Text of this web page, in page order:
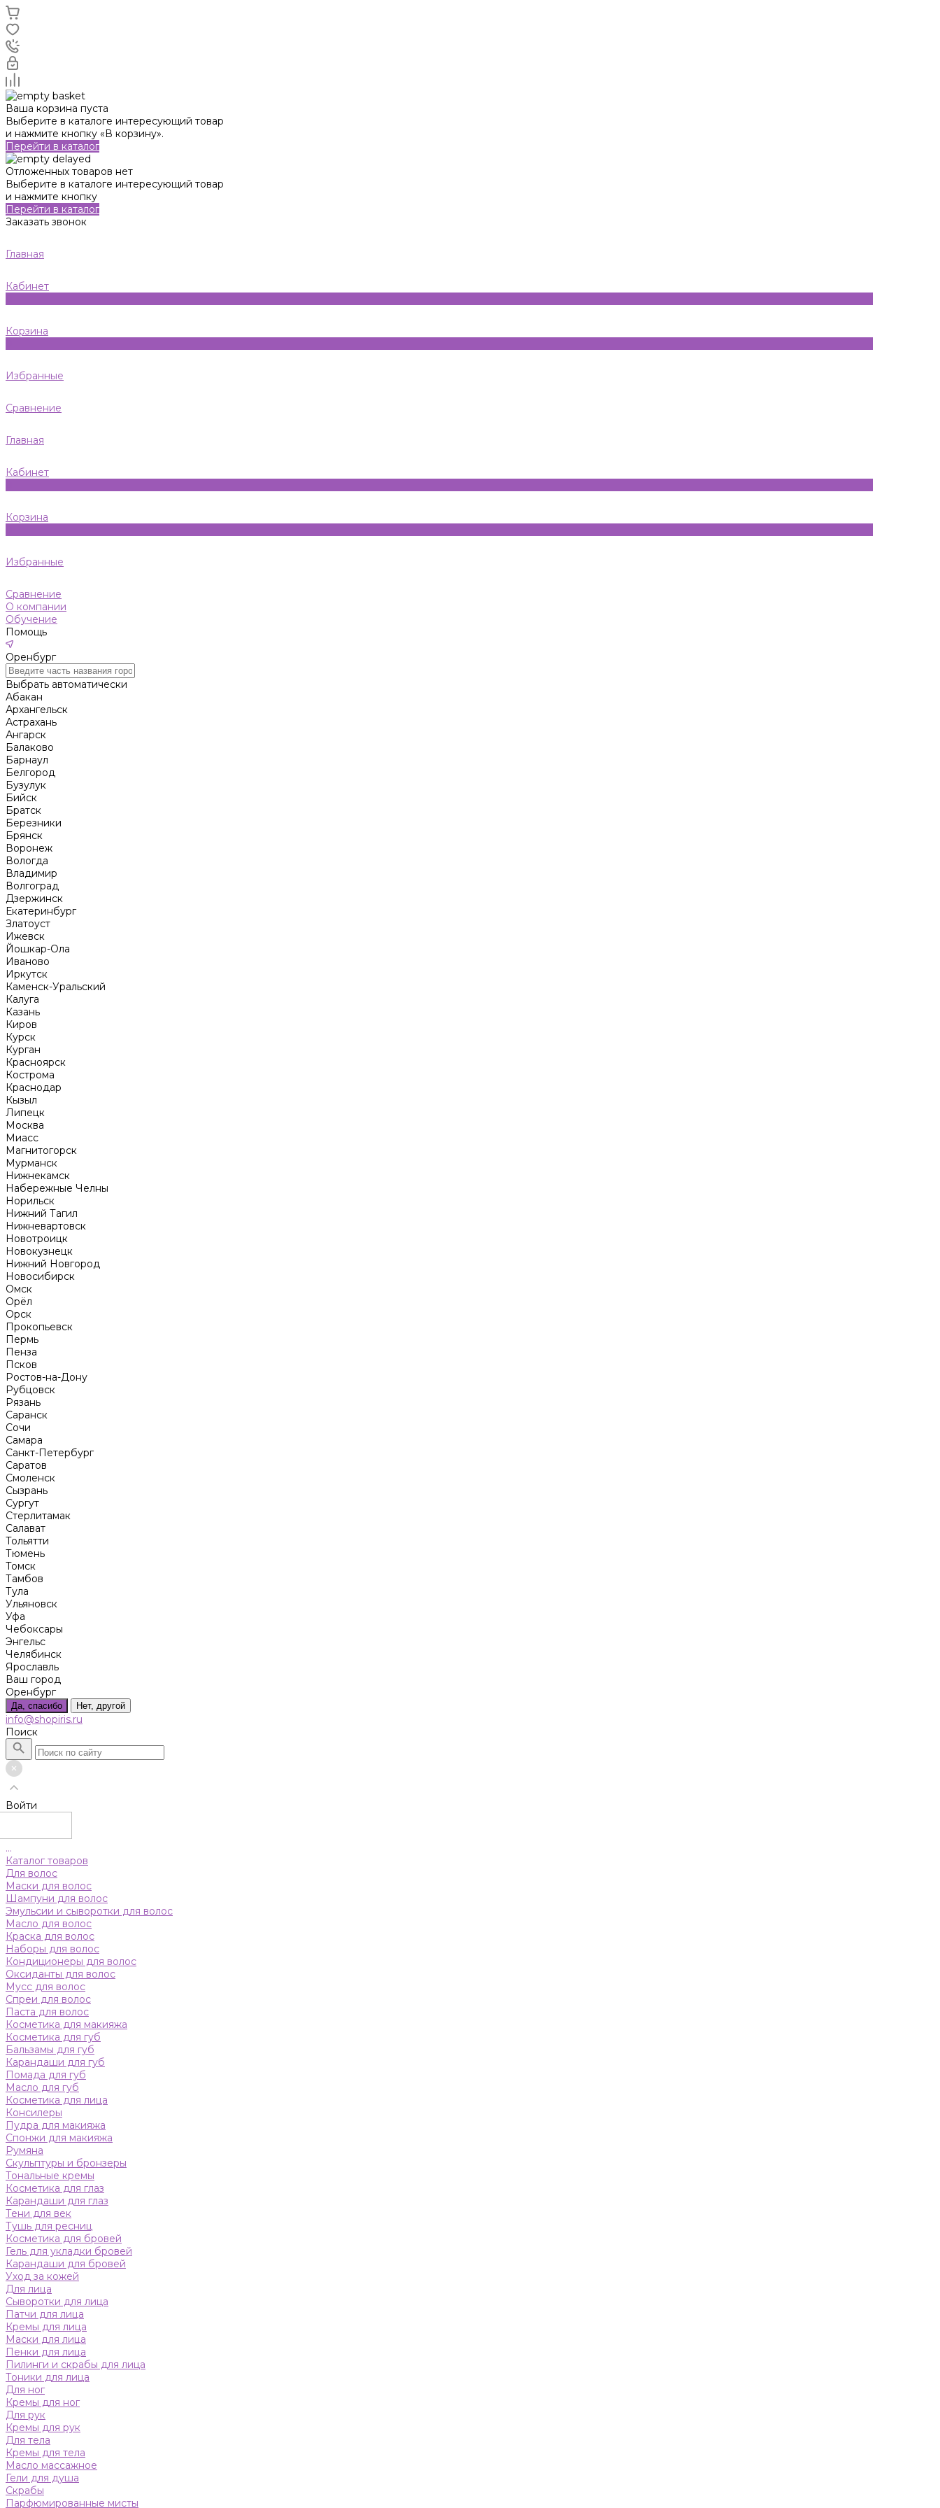
Ваша корзина пуста
Выберите в каталоге интересующий товар
и нажмите кнопку «В корзину».
Перейти в каталог
Отложенных товаров нет
Выберите в каталоге интересующий товар
и нажмите кнопку
Перейти в каталог
Заказать звонок
Главная
Кабинет
Корзина
Избранные
Сравнение
Главная
Кабинет
Корзина
Избранные
Сравнение
О компании
Обучение
Помощь
Оренбург
Выбрать автоматически
Абакан
Архангельск
Астрахань
Ангарск
Балаково
Барнаул
Белгород
Бузулук
Бийск
Братск
Березники
Брянск
Воронеж
Вологда
Владимир
Волгоград
Дзержинск
Екатеринбург
Златоуст
Ижевск
Йошкар-Ола
Иваново
Иркутск
Каменск-Уральский
Калуга
Казань
Киров
Курск
Курган
Красноярск
Кострома
Краснодар
Кызыл
Липецк
Москва
Миасс
Магнитогорск
Мурманск
Нижнекамск
Набережные Челны
Норильск
Нижний Тагил
Нижневартовск
Новотроицк
Новокузнецк
Нижний Новгород
Новосибирск
Омск
Орёл
Орск
Прокопьевск
Пермь
Пенза
Псков
Ростов-на-Дону
Рубцовск
Рязань
Саранск
Сочи
Самара
Санкт-Петербург
Саратов
Смоленск
Сызрань
Сургут
Стерлитамак
Салават
Тольятти
Тюмень
Томск
Тамбов
Тула
Ульяновск
Уфа
Чебоксары
Энгельс
Челябинск
Ярославль
Ваш город
Оренбург
Да, спасибо Нет, другой
info@shopiris.ru
Поиск
Войти
...
Каталог товаров
Для волос
Маски для волос
Шампуни для волос
Эмульсии и сыворотки для волос
Масло для волос
Краска для волос
Наборы для волос
Кондиционеры для волос
Оксиданты для волос
Мусс для волос
Спреи для волос
Паста для волос
Косметика для макияжа
Косметика для губ
Бальзамы для губ
Карандаши для губ
Помада для губ
Масло для губ
Косметика для лица
Консилеры
Пудра для макияжа
Спонжи для макияжа
Румяна
Скульптуры и бронзеры
Тональные кремы
Косметика для глаз
Карандаши для глаз
Тени для век
Тушь для ресниц
Косметика для бровей
Гель для укладки бровей
Карандаши для бровей
Уход за кожей
Для лица
Сыворотки для лица
Патчи для лица
Кремы для лица
Маски для лица
Пенки для лица
Пилинги и скрабы для лица
Тоники для лица
Для ног
Кремы для ног
Для рук
Кремы для рук
Для тела
Кремы для тела
Масло массажное
Гели для душа
Скрабы
Парфюмированные мисты